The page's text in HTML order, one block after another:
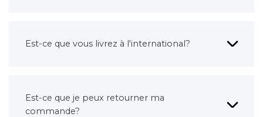
Est-ce que vous livrez à l'international?
Est-ce que je peux retourner ma
commande?